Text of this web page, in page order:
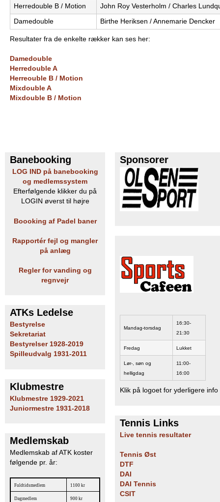
e
s
T
e
n
K
PADEL I ATK
Herredouble B / Motion John Roy Vesterholm / Charles
Damedouble Birthe Heriksen / Annemarie Dencker
Resultater fra de enkelte rækker kan ses her:
Damedouble
Herredouble A
Herreouble B / Motion
Mixdouble A
Mixdouble B / Motion
Banebooking
LOG IND på banebooking
og medlemssystem
Efterfølgende klikker du på
LOGIN øverst til højre
Boooking af Padel baner
Rapportér fejl og mangler
på anlæg
Regler for vanding og
regnvejr
ATKs Ledelse
Bestyrelse
Sekretariat
Bestyrelser 1928-2019
Spilleudvalg 1931-2011
Klubmestre
Klubmestre 1929-2021
Juniormestre 1931-2018
Medlemskab
Medlemskab af ATK koster
følgende pr. år:
Fuldtidsmedlem 1100 kr
Dagmedlem 900 kr
Sponsorer
Mandag-torsdag
16:30-
21:30
Fredag Lukket
Lør-, søn og
helligdag
11:00-
16:00
Klik på logoet for yderligere info
Tennis Links
Live tennis resultater
Tennis Øst
DTF
DAI
DAI Tennis
CSIT